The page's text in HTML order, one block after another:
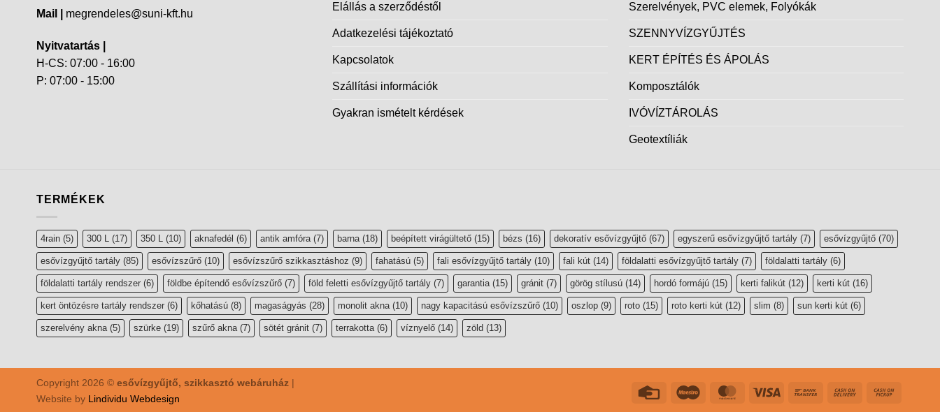
Mail | megrendeles@suni-kft.hu
Nyitvatartás |
H-CS: 07:00 - 16:00
P: 07:00 - 15:00
Elállás a szerződéstől
Adatkezelési tájékoztató
Kapcsolatok
Szállítási információk
Gyakran ismételt kérdések
Szerelvények, PVC elemek, Folyókák
SZENNYVÍZGYŰJTÉS
KERT ÉPÍTÉS ÉS ÁPOLÁS
Komposztálók
IVÓVÍZTÁROLÁS
Geotextíliák
TERMÉKEK
4rain (5) 300 L (17) 350 L (10) aknafedél (6) antik amfóra (7) barna (18) beépített virágültető (15) bézs (16) dekoratív esővízgyűjtő (67) egyszerű esővízgyűjtő tartály (7) esővízgyűjtő (70)
esővízgyűjtő tartály (85) esővízszűrő (10) esővízszűrő szikkasztáshoz (9) fahatású (5) fali esővízgyűjtő tartály (10) fali kút (14) földalatti esővízgyűjtő tartály (7) földalatti tartály (6)
földalatti tartály rendszer (6) földbe építendő esővízszűrő (7) föld feletti esővízgyűjtő tartály (7) garantia (15) gránit (7) görög stílusú (14) hordó formájú (15) kerti falikút (12) kerti kút (16)
kert öntözésre tartály rendszer (6) kőhatású (8) magaságyás (28) monolit akna (10) nagy kapacitású esővízszűrő (10) oszlop (9) roto (15) roto kerti kút (12) slim (8) sun kerti kút (6)
szerelvény akna (5) szürke (19) szűrő akna (7) sötét gránit (7) terrakotta (6) víznyelő (14) zöld (13)
Copyright 2026 © esővízgyűjtő, szikkasztó webáruház |
Website by Lindividu Webdesign